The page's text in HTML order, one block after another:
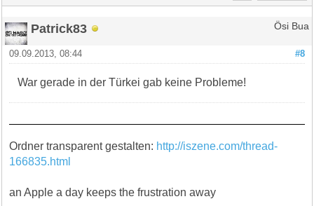
Patrick83 Ösi Bua
#8
09.09.2013, 08:44
War gerade in der Türkei gab keine Probleme!
Ordner transparent gestalten: http://iszene.com/thread-
166835.html
an Apple a day keeps the frustration away